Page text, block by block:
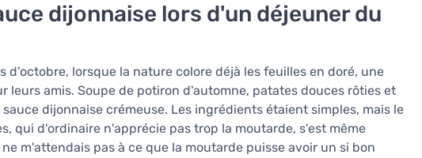
dijonnaise lors d'un déjeuner du
d'octobre, lorsque la nature colore déjà les feuilles en doré, une
leurs amis. Soupe de potiron d'automne, patates douces rôties et
dijonnaise crémeuse. Les ingrédients étaient simples, mais le
qui d'ordinaire n'apprécie pas trop la moutarde, s'est même
m'attendais pas à ce que la moutarde puisse avoir un si bon